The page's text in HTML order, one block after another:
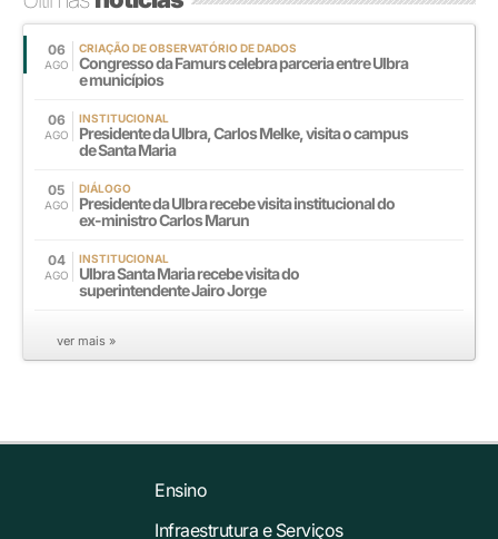
06
AGO
CRIAÇÃO DE OBSERVATÓRIO DE DADOS
Congresso da Famurs celebra parceria entre Ulbra
e municípios
06
AGO
INSTITUCIONAL
Presidente da Ulbra, Carlos Melke, visita o campus
de Santa Maria
05
AGO
DIÁLOGO
Presidente da Ulbra recebe visita institucional do
ex-ministro Carlos Marun
04
AGO
INSTITUCIONAL
Ulbra Santa Maria recebe visita do
superintendente Jairo Jorge
ver mais »
Ensino
Infraestrutura e Serviços